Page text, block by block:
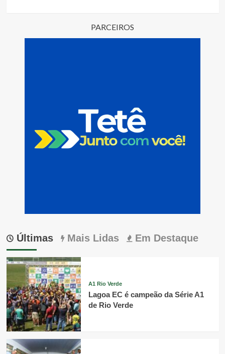
PARCEIROS
Últimas Mais Lidas Em Destaque
A1 Rio Verde
Lagoa EC é campeão da Série A1
de Rio Verde